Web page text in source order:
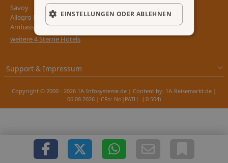
Savoy
Allegro Bern
Ambassador
weitere 4 Sterne Hotels
Support & Impressum
Copyright © 2000 - 2026 1A-Infosysteme.de | Content by: 1A-Reisemarkt.de |
06.08.2026 | CFo: No|PATH ( 0.504)
EINSTELLUNGEN ODER ABLEHNEN